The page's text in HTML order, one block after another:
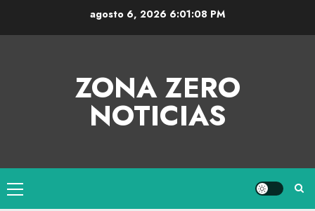
agosto 6, 2026 6:01:09 PM
ZONA ZERO
NOTICIAS